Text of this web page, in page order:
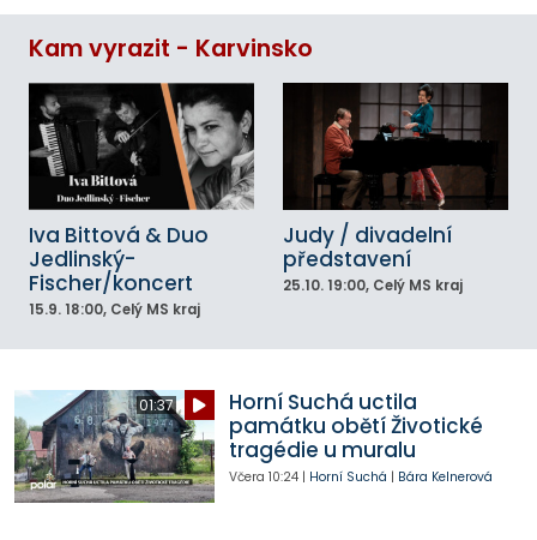
Kam vyrazit - Karvinsko
Iva Bittová & Duo
Jedlinský-
Fischer/koncert
15.9. 18:00, Celý MS kraj
Judy / divadelní
představení
25.10. 19:00, Celý MS kraj
01:37
Horní Suchá uctila
památku obětí Životické
tragédie u muralu
Včera 10:24| Horní Suchá | Bára Kelnerová